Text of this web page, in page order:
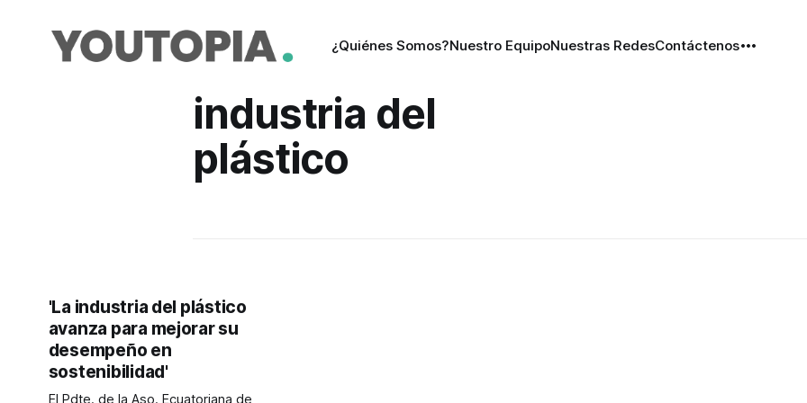
¿Quiénes Somos?Nuestro EquipoNuestras RedesContáctenos
industria del
plástico
'La industria del plástico
avanza para mejorar su
desempeño en
sostenibilidad'
El Pdte. de la Aso. Ecuatoriana de